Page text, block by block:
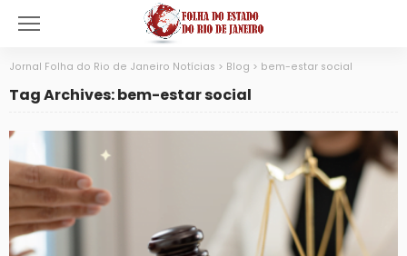
Jornal Folha do Rio de Janeiro Notícias > Blog > bem-estar social
Tag Archives: bem-estar social